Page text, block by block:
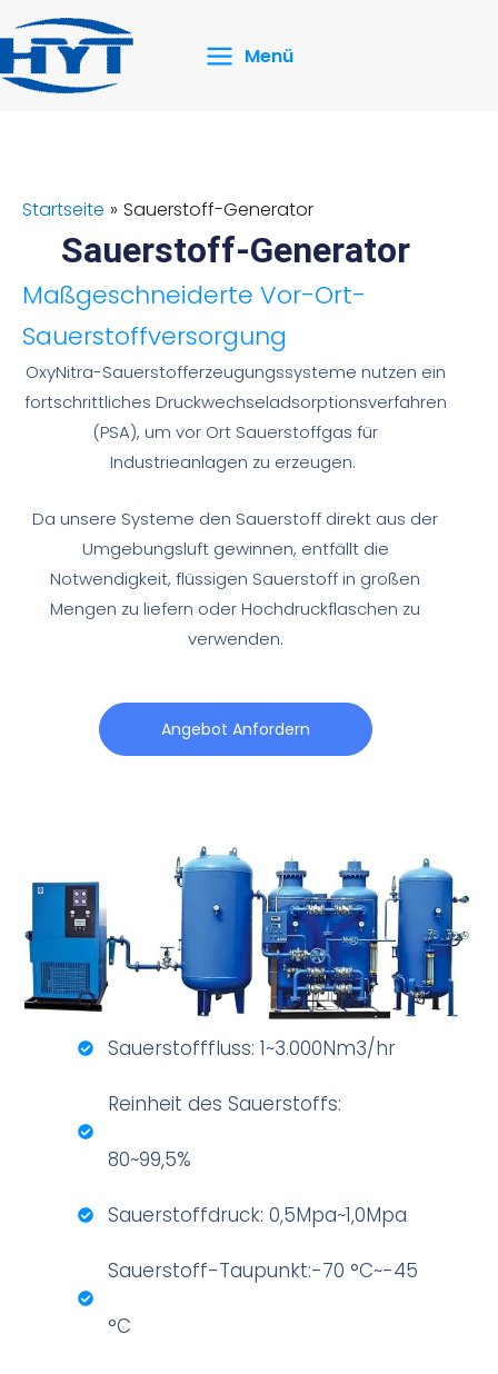
Inhalt
springen
Menü
Startseite Sauerstoff-Generator
Sauerstoff-Generator
Maßgeschneiderte Vor-Ort-
Sauerstoffversorgung
OxyNitra-Sauerstofferzeugungssysteme nutzen ein
fortschrittliches Druckwechseladsorptionsverfahren
(PSA), um vor Ort Sauerstoffgas für
Industrieanlagen zu erzeugen.
Da unsere Systeme den Sauerstoff direkt aus der
Umgebungsluft gewinnen, entfällt die
Notwendigkeit, flüssigen Sauerstoff in großen
Mengen zu liefern oder Hochdruckflaschen zu
verwenden.
Angebot Anfordern
Sauerstofffluss: 1~3.000Nm3/hr
Reinheit des Sauerstoffs:
80~99,5%
Sauerstoffdruck: 0,5Mpa~1,0Mpa
Sauerstoff-Taupunkt:-70 °C~-45
°C